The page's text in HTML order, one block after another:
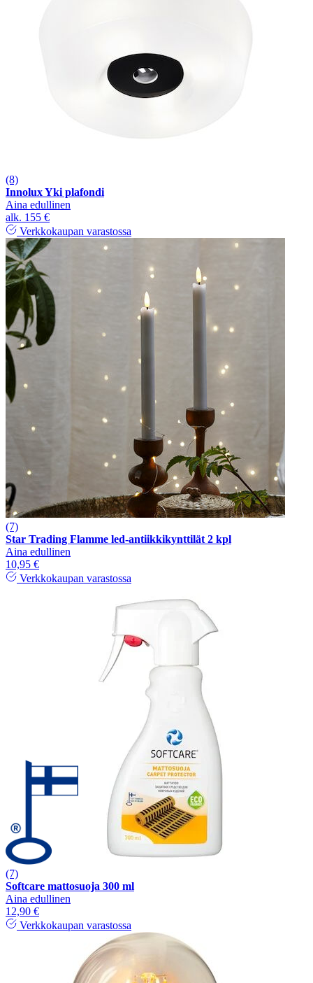
(8)
Innolux Yki plafondi
Aina edullinen
alk. 155 €
Verkkokaupan varastossa
(7)
Star Trading Flamme led-antiikkikynttilät 2 kpl
Aina edullinen
10,95 €
Verkkokaupan varastossa
(7)
Softcare mattosuoja 300 ml
Aina edullinen
12,90 €
Verkkokaupan varastossa